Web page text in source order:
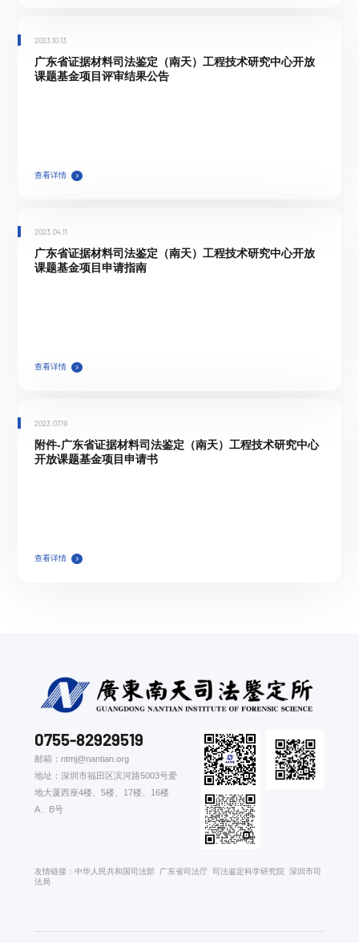
2023.10.13
广东省证据材料司法鉴定（南天）工程技术研究中心开放
课题基金项目评审结果公告
查看详情
2023.04.11
广东省证据材料司法鉴定（南天）工程技术研究中心开放
课题基金项目申请指南
查看详情
2023.07.19
附件-广东省证据材料司法鉴定（南天）工程技术研究中心
开放课题基金项目申请书
查看详情
0755-82929519
邮箱：ntmj@nantian.org
地址：深圳市福田区滨河路5003号爱
地大厦西座4楼、5楼、17楼、16楼
A、B号
友情链接： 中华人民共和国司法部 广东省司法厅 司法鉴定科学研究院 深圳市司
法局